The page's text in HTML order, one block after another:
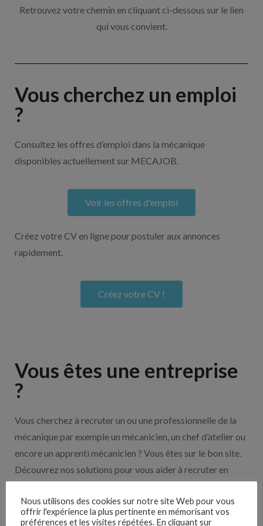
Retrouvez votre chemin en cliquant ci-dessous sur le lien
qui vous convient.
Vous cherchez un emploi
?
Consultez les offres d’emploi dans la mécanique
disponibles actuellement sur MECAJOB.
Voir les offres d'emploi
Créez votre CV en ligne pour postuler aux annonces
rapidement.
Créez votre CV !
Vous êtes une entreprise
?
Vous cherchez à recruter un ou une professionnelle de la
mécanique par exemple un mécanicien, un chef d’atelier ou
encore un apprenti mécanicien ? Vous êtes sur le bon site.
Découvrez nos solutions pour vous aider à recruter en
Nous utilisons des cookies sur notre site Web pour vous
offrir l'expérience la plus pertinente en mémorisant vos
préférences et les visites répétées. En cliquant sur